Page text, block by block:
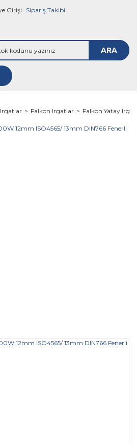
Girişi Sipariş Takibi
ARA
Irgatlar Falkon Irgatlar Falkon Yatay